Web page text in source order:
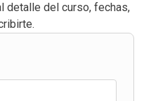
detalle del curso, fechas,